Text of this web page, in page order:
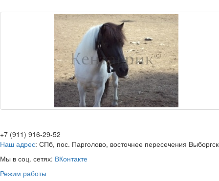
+7 (911) 916-29-52
Наш адрес: СПб, пос. Парголово, восточнее пересечения
Мы в соц. сетях: ВКонтакте
Режим работы